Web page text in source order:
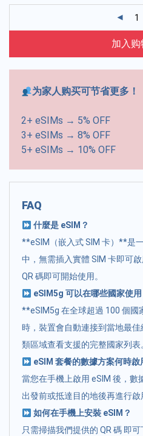
加入购
为家人购买可节省更多！
2+ eSIMs → 5% OFF
3+ eSIMs → 8% OFF
5+ eSIMs → 10% OFF
FAQ
什麼是 eSIM？
**eSIM（嵌入式 SIM 卡）**是
中，無需插入實體 SIM 卡即可
QR 碼即可開始使用。
eSIM5g 可以在哪些國家使用
**eSIM5g 在全球超過 100 個國
時，裝置會自動連接到當地最
類區域查看支援的完整國家列表
eSIM 套餐的數據方案何時啟
當您在手機上啟用 eSIM 後，數
出發前或抵達目的地後再進行啟
如何在手機上安裝 eSIM？
只需掃描我們提供的 QR 碼 即